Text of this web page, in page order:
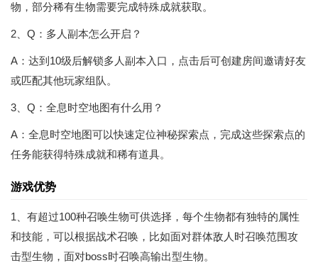
物，部分稀有生物需要完成特殊成就获取。
2、Q：多人副本怎么开启？
A：达到10级后解锁多人副本入口，点击后可创建房间邀请好友
或匹配其他玩家组队。
3、Q：全息时空地图有什么用？
A：全息时空地图可以快速定位神秘探索点，完成这些探索点的
任务能获得特殊成就和稀有道具。
游戏优势
1、有超过100种召唤生物可供选择，每个生物都有独特的属性
和技能，可以根据战术召唤，比如面对群体敌人时召唤范围攻
击型生物，面对boss时召唤高输出型生物。